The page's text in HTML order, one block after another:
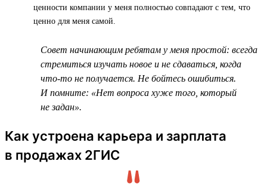
ценности компании у меня полностью совпадают с тем, что
ценно для меня самой.
Совет начинающим ребятам у меня простой: всегда
стремиться изучать новое и не сдаваться, когда
что-то не получается. Не бойтесь ошибиться.
И помните: «Нет вопроса хуже того, который
не задан».
Как устроена карьера и зарплата
в продажах 2ГИС